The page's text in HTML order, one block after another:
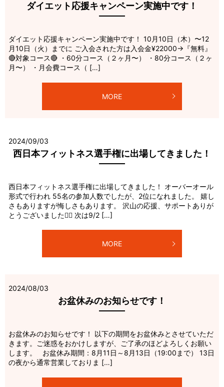
ダイエット応援キャンペーン実施中です！
ダイエット応援キャンペーン実施中です！ 10月10日（木）〜12
月10日（火）までに ご入会された方は入会金¥22000→『無料』
🔴対象コース🔴 ・60分コース（２ヶ月〜） ・80分コース（２ヶ
月〜） ・月会費コース（ […]
MORE
2024/09/03
西日本フィットネス選手権に出場してきました！
西日本フィットネス選手権に出場してきました！ オーバーオール
形式で行われ 55名の参加人数でしたが、2位になれました。 嬉し
さもありますが悔しさもあります。 沢山の応援、サポートありが
とうございました🙇‍♂️ 次は9/2 […]
MORE
2024/08/03
お盆休みのお知らせです！
お盆休みのお知らせです！ 以下の期間をお盆休みとさせていただ
きます。ご迷惑をおかけしますが、ご了承のほどよろしくお願い
します。 お盆休み期間：8月11日～8月13日（19:00まで） 13日
の夜から通常営業しておりま […]